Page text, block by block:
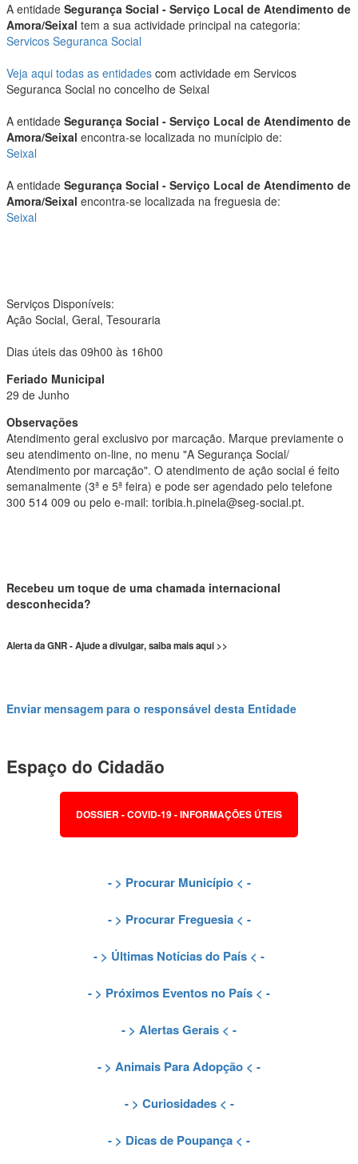
A entidade Segurança Social - Serviço Local de Atendimento de
Amora/Seixal tem a sua actividade principal na categoria:
Servicos Seguranca Social
Veja aqui todas as entidades com actividade em Servicos
Seguranca Social no concelho de Seixal
A entidade Segurança Social - Serviço Local de Atendimento de
Amora/Seixal encontra-se localizada no munícipio de:
Seixal
A entidade Segurança Social - Serviço Local de Atendimento de
Amora/Seixal encontra-se localizada na freguesia de:
Seixal
Serviços Disponíveis:
Ação Social, Geral, Tesouraria
Dias úteis das 09h00 às 16h00
Feriado Municipal
29 de Junho
Observações
Atendimento geral exclusivo por marcação. Marque previamente o
seu atendimento on-line, no menu "A Segurança Social/
Atendimento por marcação". O atendimento de ação social é feito
semanalmente (3ª e 5ª feira) e pode ser agendado pelo telefone
300 514 009 ou pelo e-mail: toribia.h.pinela@seg-social.pt.
Recebeu um toque de uma chamada internacional
desconhecida?
Alerta da GNR - Ajude a divulgar, saiba mais aqui >>
Enviar mensagem para o responsável desta Entidade
Espaço do Cidadão
DOSSIER - COVID-19 - INFORMAÇÕES ÚTEIS
- > Procurar Município< -
- > Procurar Freguesia< -
- > Últimas Notícias do País < -
- > Próximos Eventos no País < -
- > Alertas Gerais < -
- > Animais Para Adopção < -
- > Curiosidades< -
- > Dicas de Poupança < -